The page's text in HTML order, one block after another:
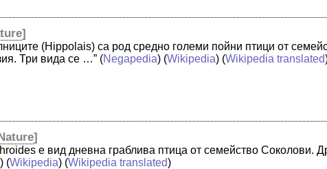
]
(Hippolais) са род средно големи пойни птици от
Три вида се …” (Negapedia) (Wikipedia) (Wikipedia translated
]
е вид дневна граблива птица от семейство
) (Wikipedia) (Wikipedia translated)